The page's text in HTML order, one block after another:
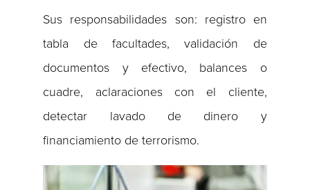
Sus responsabilidades son: registro en
tabla de facultades, validación de
documentos y efectivo, balances o
cuadre, aclaraciones con el cliente,
detectar lavado de dinero y
financiamiento de terrorismo.